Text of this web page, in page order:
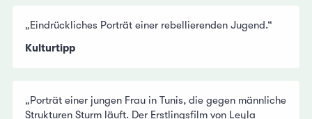
„Eindrückliches Porträt einer rebellierenden Jugend.“
Kulturtipp
„Porträt einer jungen Frau in Tunis, die gegen männliche
Strukturen Sturm läuft. Der Erstlingsfilm von Leyla